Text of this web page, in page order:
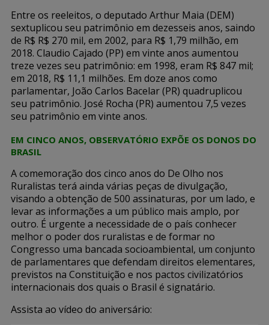
Entre os reeleitos, o deputado Arthur Maia (DEM)
sextuplicou seu patrimônio em dezesseis anos, saindo
de R$ R$ 270 mil, em 2002, para R$ 1,79 milhão, em
2018. Claudio Cajado (PP) em vinte anos aumentou
treze vezes seu patrimônio: em 1998, eram R$ 847 mil;
em 2018, R$ 11,1 milhões. Em doze anos como
parlamentar, João Carlos Bacelar (PR) quadruplicou
seu patrimônio. José Rocha (PR) aumentou 7,5 vezes
seu patrimônio em vinte anos.
EM CINCO ANOS, OBSERVATÓRIO EXPÕE OS DONOS DO
BRASIL
A comemoração dos cinco anos do De Olho nos
Ruralistas terá ainda várias peças de divulgação,
visando a obtenção de 500 assinaturas, por um lado, e
levar as informações a um público mais amplo, por
outro. É urgente a necessidade de o país conhecer
melhor o poder dos ruralistas e de formar no
Congresso uma bancada socioambiental, um conjunto
de parlamentares que defendam direitos elementares,
previstos na Constituição e nos pactos civilizatórios
internacionais dos quais o Brasil é signatário.
Assista ao vídeo do aniversário: